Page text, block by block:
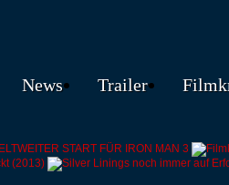
News Trailer